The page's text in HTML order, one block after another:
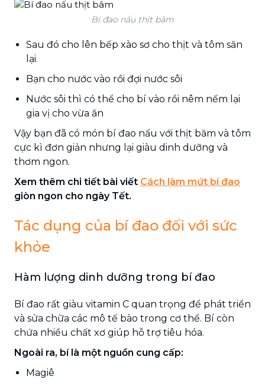
Bí đao nấu thịt bâm
Sau đó cho lên bếp xào sơ cho thịt và tôm săn
lại.
Bạn cho nước vào rồi đợi nước sôi
Nước sôi thì có thể cho bí vào rồi nêm nếm lại
gia vị cho vừa ăn
Vậy bạn đã có món bí đao nấu với thịt băm và tôm
cực kì đơn giản nhưng lại giàu dinh dưỡng và
thơm ngon.
Xem thêm chi tiết bài viết Cách làm mứt bí đao
giòn ngon cho ngày Tết.
Tác dụng của bí đao đối với sức
khỏe
Hàm lượng dinh dưỡng trong bí đao
Bí đao rất giàu vitamin C quan trọng để phát triển
và sửa chữa các mô tế bào trong cơ thể. Bí còn
chứa nhiều chất xơ giúp hỗ trợ tiêu hóa.
Ngoài ra, bí là một nguồn cung cấp:
Magiê